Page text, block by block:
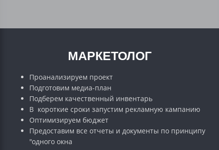
МАРКЕТОЛОГ
Проанализируем проект
Подготовим медиа-план
Подберем качественный инвентарь
В короткие сроки запустим рекламную кампанию
Оптимизируем бюджет
Предоставим все отчеты и документы по принципу
"одного окна